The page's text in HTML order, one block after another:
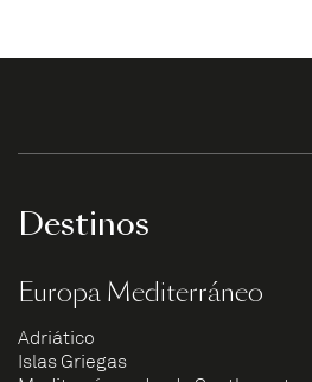
Destinos
Europa Mediterráneo
Adriático
Islas Griegas